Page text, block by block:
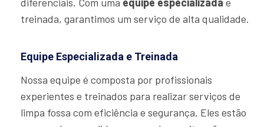
treinada, garantimos um serviço de alta qualidade.
Equipe Especializada e Treinada
Nossa equipe é composta por profissionais
experientes e treinados para realizar serviços de
limpa fossa com eficiência e segurança. Eles estão